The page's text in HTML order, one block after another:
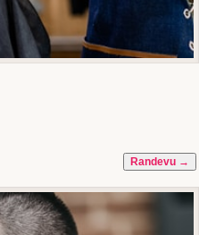
Randevu →